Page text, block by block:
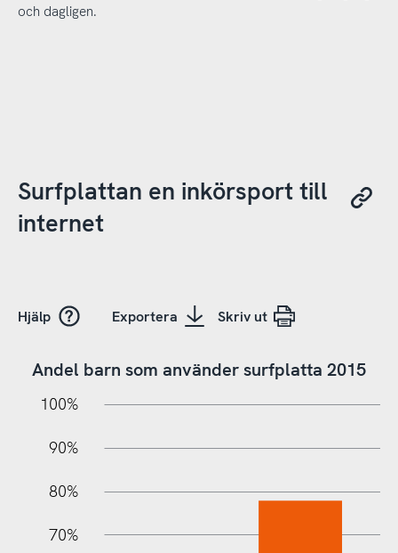
och dagligen.
Surfplattan en inkörsport till
internet
Hjälp Exportera Skriv ut
Andel barn som använder surfplatta 2015
100%
90%
80%
70%